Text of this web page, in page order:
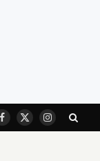
Facebook
X
Instagram